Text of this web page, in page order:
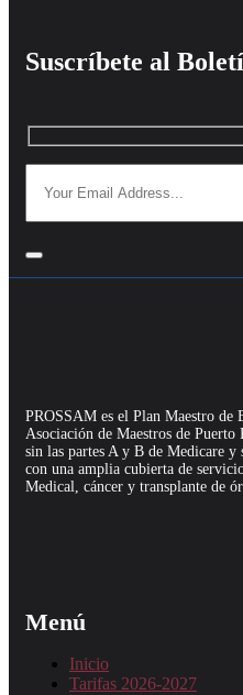
Suscríbete al
PROSSAM es el Plan Maestro de
Asociación de Maestros de
sin las partes A y B de Medicare y
con una amplia cubierta de
Medical, cáncer y transplante de
Menú
Inicio
Tarifas 2026-2027